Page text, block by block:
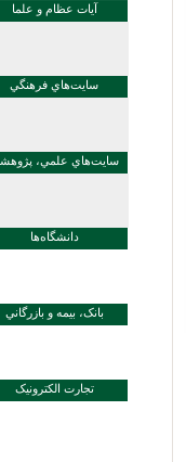
آيات عظام و علما
سايت‌هاي فرهنگي
سايت‌هاي علمي،
دانشگاه‌ها
بانک، بيمه و بازرگاني
تجارت الکترونیک